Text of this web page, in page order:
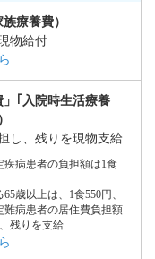
療養費）
物給付
」｢入院時生活療養
し、残りを現物支給
病患者の負担額は1食
歳以上は、1食550円、
難病患者の居住費負担額
残りを支給